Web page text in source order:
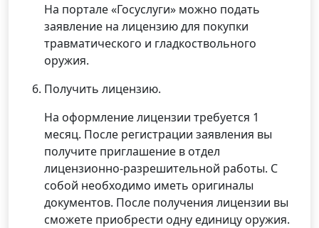
На портале «Госуслуги» можно подать
заявление на лицензию для покупки
травматического и гладкоствольного
оружия.
Получить лицензию.
На оформление лицензии требуется 1
месяц. После регистрации заявления вы
получите приглашение в отдел
лицензионно-разрешительной работы. С
собой необходимо иметь оригиналы
документов. После получения лицензии вы
сможете приобрести одну единицу оружия.